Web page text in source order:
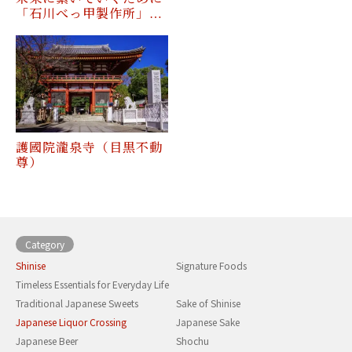
「石川べっ甲製作所」…
護國院瀧泉寺（目黒不動
尊）
Category
Shinise
Signature Foods
Timeless Essentials for Everyday Life
Traditional Japanese Sweets
Sake of Shinise
Japanese Liquor Crossing
Japanese Sake
Japanese Beer
Shochu